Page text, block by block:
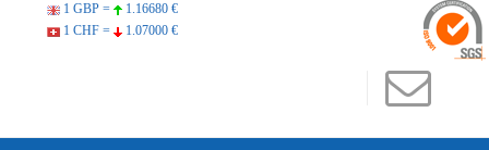
1 GBP =
1.16680 €
1 CHF =
1.07000 €